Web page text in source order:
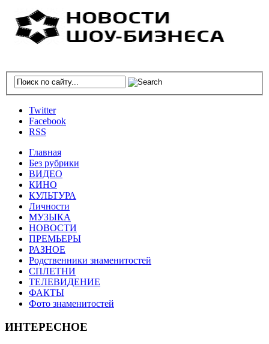
Twitter
Facebook
RSS
Главная
Без рубрики
ВИДЕО
КИНО
КУЛЬТУРА
Личности
МУЗЫКА
НОВОСТИ
ПРЕМЬЕРЫ
РАЗНОЕ
Родственники знаменитостей
СПЛЕТНИ
ТЕЛЕВИДЕНИЕ
ФАКТЫ
Фото знаменитостей
ИНТЕРЕСНОЕ